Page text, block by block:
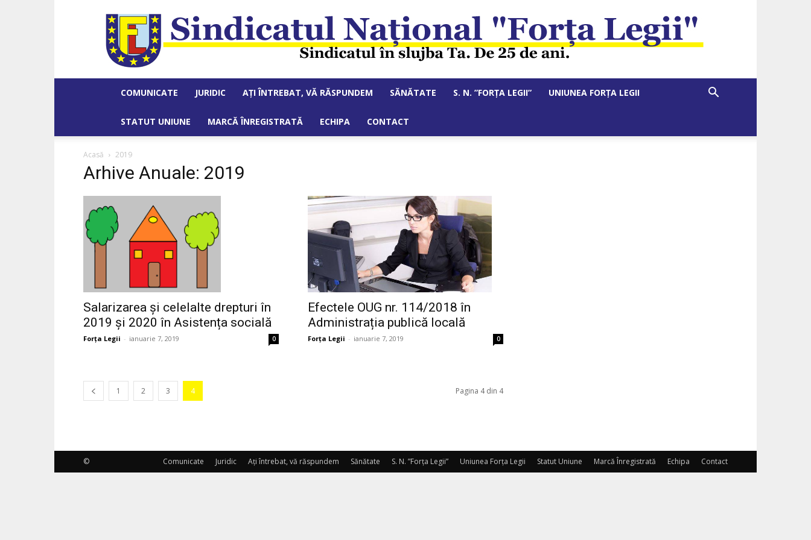
"Forța
COMUNICATE JURIDIC AȚI ÎNTREBAT, VĂ RĂSPUNDEM SĂNĂTATE S. N. ”FORȚA LEGII” UNIUNEA FORȚA LEGII
STATUT UNIUNE MARCĂ ÎNREGISTRATĂ ECHIPA CONTACT
Acasă 2019
Arhive Anuale: 2019
Salarizarea și celelalte drepturi în
2019 și 2020 în Asistența socială
Forța Legii - ianuarie 7, 2019 0
Efectele OUG nr. 114/2018 în
Administrația publică locală
Forța Legii - ianuarie 7, 2019 0
1 2 3 4 Pagina 4 din 4
Comunicate Juridic Ați întrebat, vă răspundem Sănătate S. N. ”Forța Legii” Uniunea Forța Legii Statut Uniune Marcă Înregistrată Echipa Contact
©